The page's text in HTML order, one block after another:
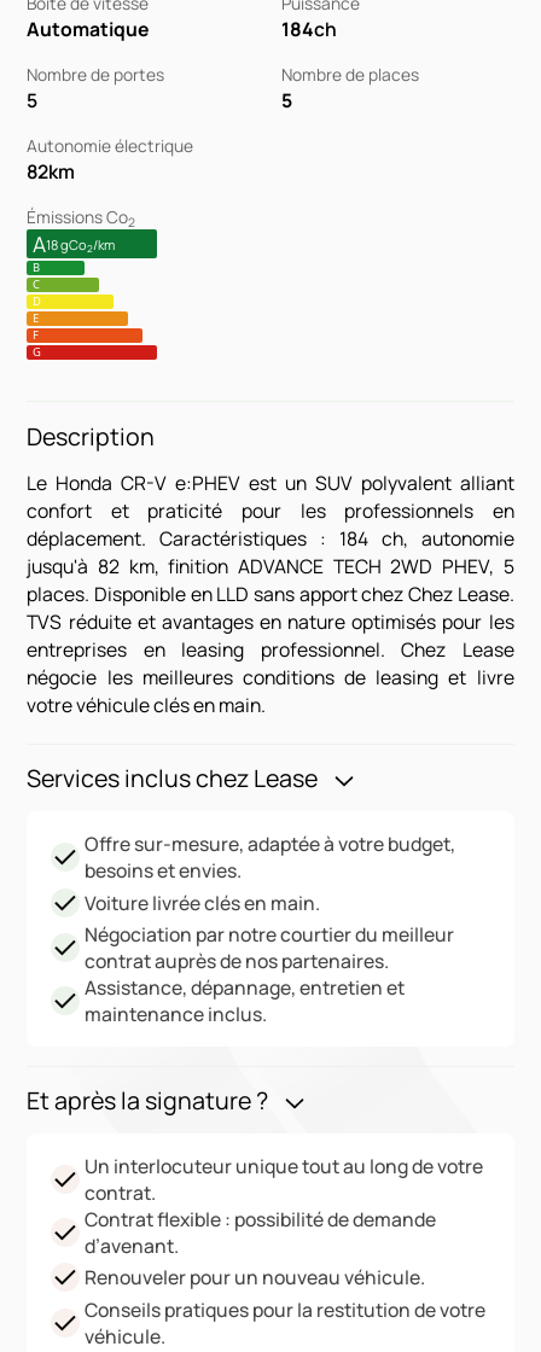
Automatique 184ch
Nombre de portes
5
Nombre de places
5
Autonomie électrique
82km
Émissions Co2
A18 gCo2/km
B
C
D
E
F
G
Description
Le Honda CR-V e:PHEV est un SUV polyvalent alliant
confort et praticité pour les professionnels en
déplacement. Caractéristiques : 184 ch, autonomie
jusqu'à 82 km, finition ADVANCE TECH 2WD PHEV, 5
places. Disponible en LLD sans apport chez Chez Lease.
TVS réduite et avantages en nature optimisés pour les
entreprises en leasing professionnel. Chez Lease
négocie les meilleures conditions de leasing et livre
votre véhicule clés en main.
Services inclus chez Lease
Offre sur-mesure, adaptée à votre budget,
besoins et envies.
Voiture livrée clés en main.
Négociation par notre courtier du meilleur
contrat auprès de nos partenaires.
Assistance, dépannage, entretien et
maintenance inclus.
Et après la signature ?
Un interlocuteur unique tout au long de votre
contrat.
Contrat flexible : possibilité de demande
d’avenant.
Renouveler pour un nouveau véhicule.
Conseils pratiques pour la restitution de votre
véhicule.